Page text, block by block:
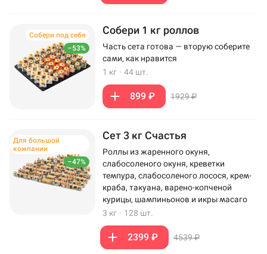
–53%
Собери под себя Собери 1 кг роллов
Часть сета готова — вторую соберите
сами, как нравится
1 кг · 44 шт.
899 ₽ 1929 ₽
–47%
Для большой
компании
Сет 3 кг Счастья
Роллы из жаренного окуня,
слабосоленого окуня, креветки
темпура, слабосоленого лосося, крем-
краба, такуана, варено-копченой
курицы, шампиньонов и икры масаго
3 кг · 128 шт.
2399 ₽ 4539 ₽